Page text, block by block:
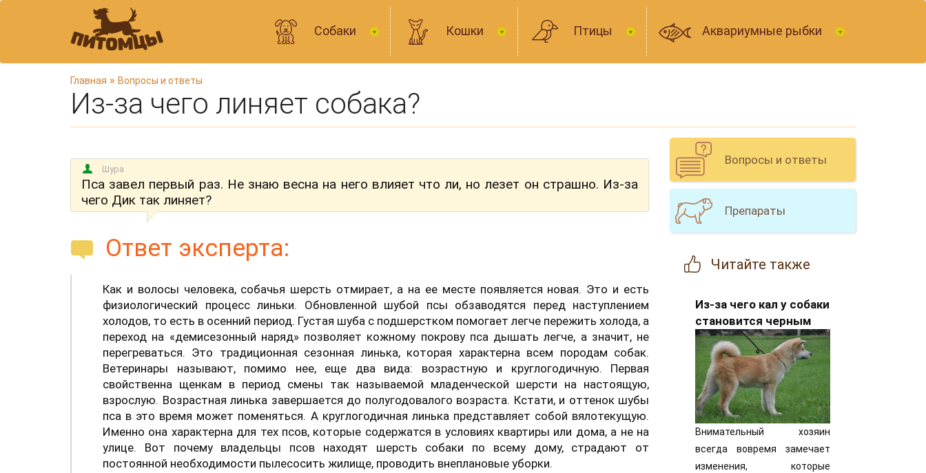
Собаки Кошки Птицы Аквариумные рыбки
В
ы
з
д
Главная » Вопросы и ответы
Из-за чего линяет собака?
Шура
Пса завел первый раз. Не знаю весна на него влияет что ли, но лезет он страшно. Из-за
чего Дик так линяет?
Ответ эксперта:
Как и волосы человека, собачья шерсть отмирает, а на ее месте появляется новая. Это и есть
физиологический процесс линьки. Обновленной шубой псы обзаводятся перед наступлением
холодов, то есть в осенний период. Густая шуба с подшерстком помогает легче пережить холода, а
переход на «демисезонный наряд» позволяет кожному покрову пса дышать легче, а значит, не
перегреваться. Это традиционная сезонная линька, которая характерна всем породам собак.
Ветеринары называют, помимо нее, еще два вида: возрастную и круглогодичную. Первая
свойственна щенкам в период смены так называемой младенческой шерсти на настоящую,
взрослую. Возрастная линька завершается до полугодовалого возраста. Кстати, и оттенок шубы
пса в это время может поменяться. А круглогодичная линька представляет собой вялотекущую.
Именно она характерна для тех псов, которые содержатся в условиях квартиры или дома, а не на
улице. Вот почему владельцы псов находят шерсть собаки по всему дому, страдают от
постоянной необходимости пылесосить жилище, проводить внеплановые уборки.
Вопросы и ответы
Препараты
Читайте также
Из-за чего кал у собаки
становится черным
Внимательный хозяин
всегда вовремя замечает
изменения, которые